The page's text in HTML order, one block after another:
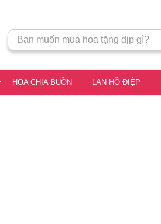
HOA CHIA BUỒN LAN HỒ ĐIỆP